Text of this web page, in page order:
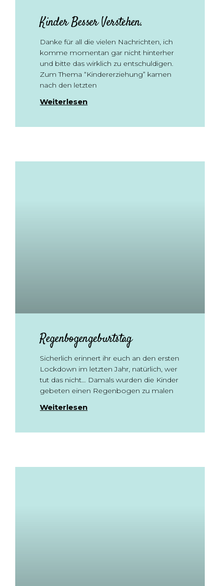
Kinder Besser Verstehen.
Danke für all die vielen Nachrichten, ich
komme momentan gar nicht hinterher
und bitte das wirklich zu entschuldigen.
Zum Thema “Kindererziehung” kamen
nach den letzten
Weiterlesen
Regenbogengeburtstag
Sicherlich erinnert ihr euch an den ersten
Lockdown im letzten Jahr, natürlich, wer
tut das nicht… Damals wurden die Kinder
gebeten einen Regenbogen zu malen
Weiterlesen